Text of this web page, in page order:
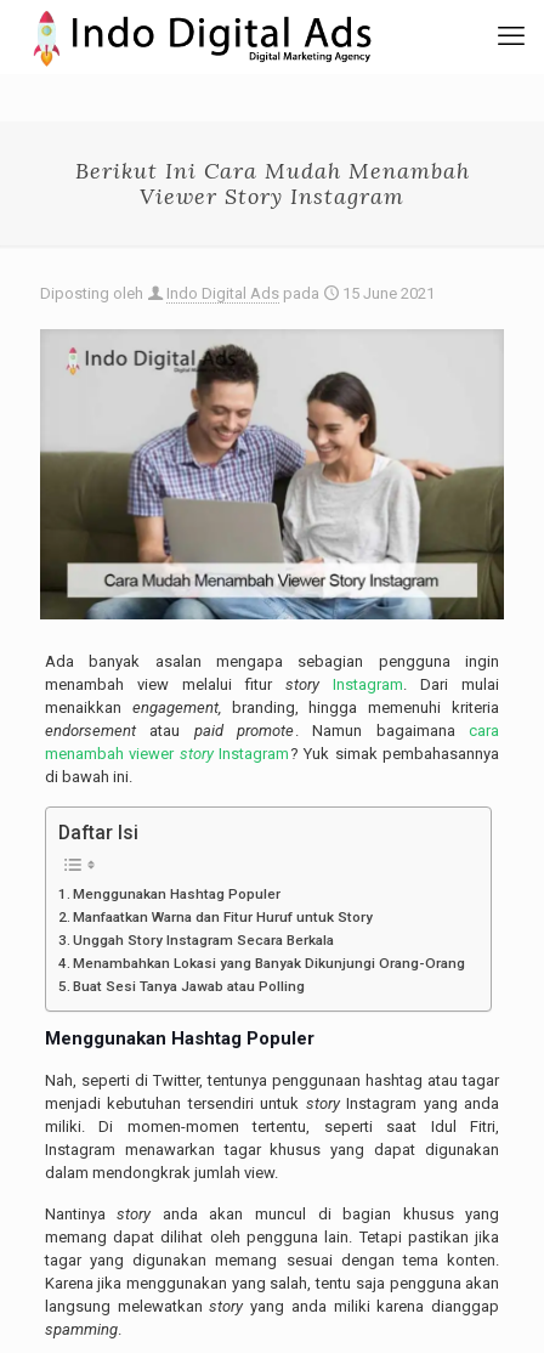
Berikut Ini Cara Mudah Menambah
Viewer Story Instagram
Diposting oleh Indo Digital Ads pada 15 June 2021
Ada banyak asalan mengapa sebagian pengguna ingin
menambah view melalui fiturstory Instagram . Dari mulai
menaikkan engagement,
branding, hingga memenuhi kriteria
endorsement atau paid promote . Namun bagaimanacara
menambah viewer storyInstagram ? Yuk simak pembahasannya
di bawah ini.
Daftar Isi
Menggunakan Hashtag Populer
Manfaatkan Warna dan Fitur Huruf untuk Story
Unggah Story Instagram Secara Berkala
Menambahkan Lokasi yang Banyak Dikunjungi Orang-Orang
Buat Sesi Tanya Jawab atau Polling
Menggunakan Hashtag Populer
Nah, seperti di Twitter, tentunya penggunaan hashtag atau tagar
menjadi kebutuhan tersendiri untuk storyInstagram yang anda
miliki. Di momen-momen tertentu, seperti saat Idul Fitri,
Instagram menawarkan tagar khusus yang dapat digunakan
dalam mendongkrak jumlah view.
Nantinyastoryanda akan muncul di bagian khusus yang
memang dapat dilihat oleh pengguna lain. Tetapi pastikan jika
tagar yang digunakan memang sesuai dengan tema konten.
Karena jika menggunakan yang salah, tentu saja pengguna akan
langsung melewatkanstoryyang anda miliki karena dianggap
spamming.